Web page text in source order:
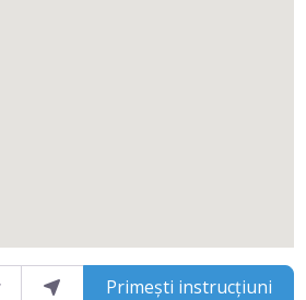
Primești instrucțiuni